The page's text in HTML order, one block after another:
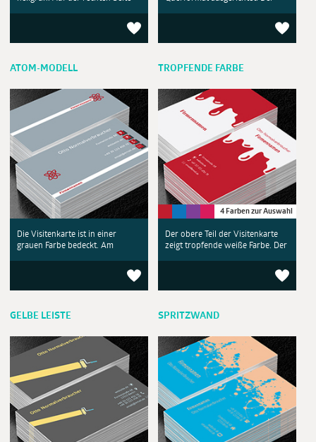
ATOM-MODELL
Die Visitenkarte ist in einer
grauen Farbe bedeckt. Am
TROPFENDE FARBE
4 Farben zur Auswahl
Der obere Teil der Visitenkarte
zeigt tropfende weiße Farbe. Der
GELBE LEISTE SPRITZWAND